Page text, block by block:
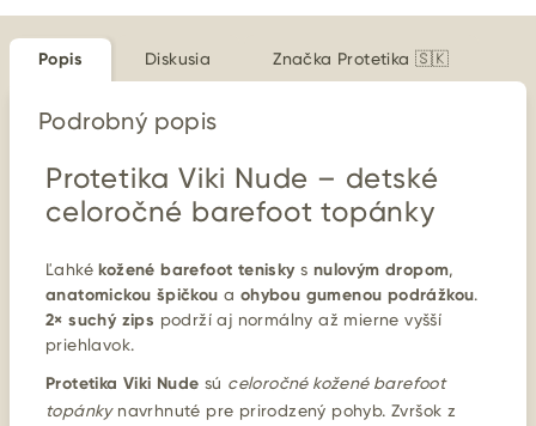
Popis Diskusia Značka Protetika 🇸🇰
Podrobný popis
Protetika Viki Nude – detské
celoročné barefoot topánky
Ľahkékožené barefoot tenisky s nulovým dropom,
anatomickou špičkou a ohybou gumenou podrážkou.
2× suchý zips podrží aj normálny až mierne vyšší
priehlavok.
Protetika Viki Nude sú celoročné kožené barefoot
topánkynavrhnuté pre prirodzený pohyb. Zvršok z